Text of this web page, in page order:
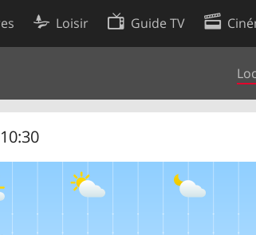
Loisir Guide TV
Préférences de cookies